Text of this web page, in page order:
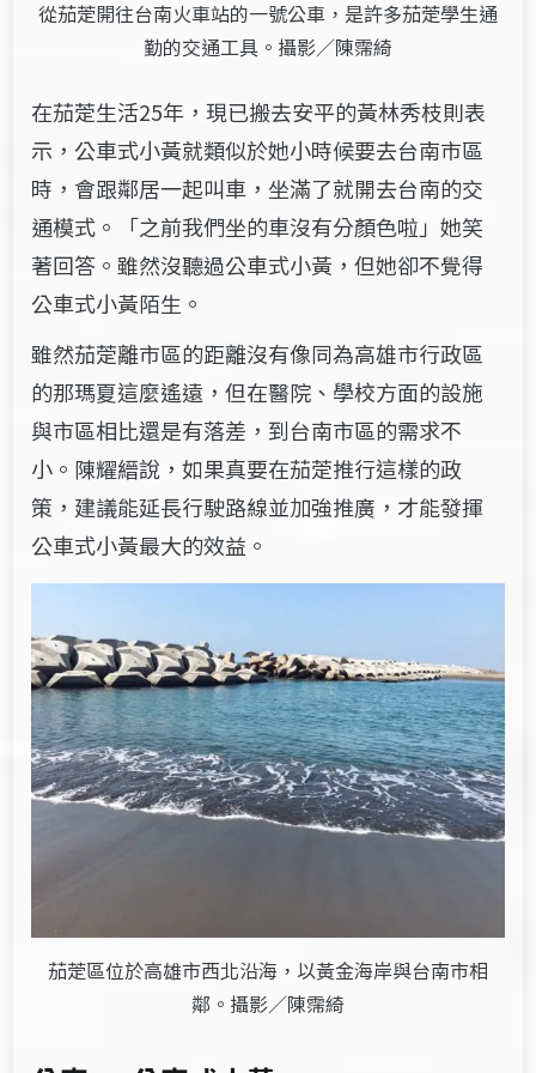
從茄萣開往台南火車站的一號公車，是許多茄萣學生通
勤的交通工具。攝影／陳霈綺
在茄萣生活25年，現已搬去安平的黃林秀枝則表
示，公車式小黃就類似於她小時候要去台南市區
時，會跟鄰居一起叫車，坐滿了就開去台南的交
通模式。「之前我們坐的車沒有分顏色啦」她笑
著回答。雖然沒聽過公車式小黃，但她卻不覺得
公車式小黃陌生。
雖然茄萣離市區的距離沒有像同為高雄市行政區
的那瑪夏這麼遙遠，但在醫院、學校方面的設施
與市區相比還是有落差，到台南市區的需求不
小。陳耀縉說，如果真要在茄萣推行這樣的政
策，建議能延長行駛路線並加強推廣，才能發揮
公車式小黃最大的效益。
茄萣區位於高雄市西北沿海，以黃金海岸與台南市相
鄰。攝影／陳霈綺